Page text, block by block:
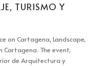
TURISMO Y
on Cartagena, Landscape,
Cartagena. The event,
de Arquitectura y